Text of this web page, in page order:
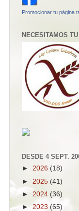
Promocionar tu página
NECESITAMOS
DESDE 4 SEPT.
► 2026 (18)
► 2025 (41)
► 2024 (36)
► 2023 (65)